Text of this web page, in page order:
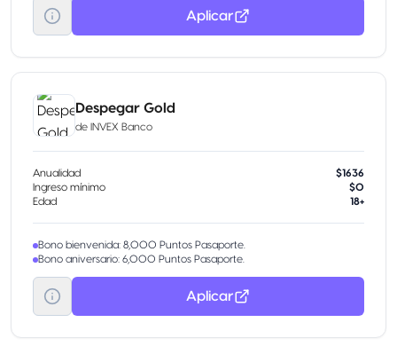
Aplicar
Despegar Gold
de INVEX Banco
Anualidad
$1636
Ingreso mínimo
$0
Edad
18+
Bono bienvenida: 8,000 Puntos Pasaporte.
Bono aniversario: 6,000 Puntos Pasaporte.
Aplicar